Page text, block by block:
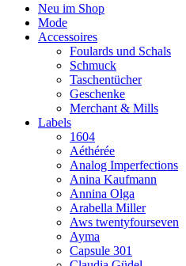
Neu im Shop
Mode
Accessoires
Foulards und Schals
Schmuck
Taschentücher
Geschenke
Merchant & Mills
Labels
1604
Aéthérée
Analog Imperfections
Anina Kaufmann
Annina Olga
Arabella Miller
Aws twentyfourseven
Ayma
Capsule 301